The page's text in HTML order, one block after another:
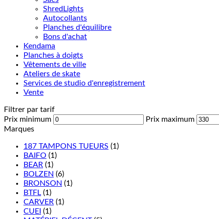
ShredLights
Autocollants
Planches d'équilibre
Bons d'achat
Kendama
Planches à doigts
Vêtements de ville
Ateliers de skate
Services de studio d'enregistrement
Vente
Filtrer par tarif
Prix minimum
Prix maximum
Marques
187 TAMPONS TUEURS (1)
BAIFO (1)
BEAR (1)
BOLZEN (6)
BRONSON (1)
BTFL (1)
CARVER (1)
CUEI (1)